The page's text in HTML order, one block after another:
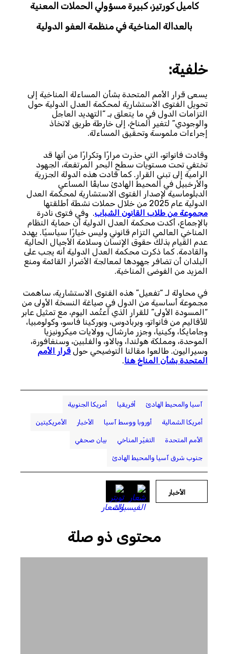
كاميل كورتيز، كبيرة مسؤولي الحملات المعنية
بالعدالة المناخية في منظمة العفو الدولية
خلفية:
يسعى قرار الأمم المتحدة بشأن المساءلة المناخية إلى
تحويل الفتوى الاستشارية لمحكمة العدل الدولية حول
التزامات الدول في ما يتعلق بـ “التهديد العاجل
والوجودي” لتغير المناخ، إلى خارطة طريق لاتخاذ
إجراءات ملموسة وتحقيق المساءلة.
وقادت فانواتو، التي حذرت مرارًا وتكرارًا من أنها قد
تختفي تحت مستويات سطح البحر المرتفعة، الجهود
الرامية إلى تبني القرار. كما قادت هذه الدولة الجزرية
والأرخبيل في المحيط الهادئ سابقًا المساعي
الدبلوماسية لإصدار الفتوى الاستشارية لمحكمة العدل
الدولية عام 2025 من خلال حملات نشطة أطلقتها
مجموعة من طلاب القانون الشباب. وفي فتوى نادرة
بالإجماع، أكدت محكمة العدل الدولية أن حماية النظام
المناخي العالمي التزام قانوني وليس خيارًا سياسيًا. يهدد
عدم القيام بذلك حقوق الإنسان وسلامة الأجيال الحالية
والقادمة. كما ذكرت محكمة العدل الدولية أنه يجب على
البلدان أن تضافر جهودها لمعالجة الأضرار القائمة ومنع
المزيد من الفوضى المناخية.
في محاولة لـ “تفعيل” هذه الفتوى الاستشارية، ساهمت
مجموعة أساسية من الدول في صياغة النسخة الأولى من
“المسودة الأولى” للقرار الذي اعتُمد اليوم، مع تمثيل عابر
للأقاليم من فانواتو، وبربادوس، وبوركينا فاسو، وكولومبيا،
وجامايكا، وكينيا، وجزر مارشال، وولايات ميكرونيزيا
الموحدة، ومملكة هولندا، وبالاو، والفلبين، وسنغافورة،
وسيراليون. طالعوا مقالنا التوضيحي حول قرار الأمم
المتحدة بشأن المناخ هنا.
آسيا والمحيط الهادئ أفريقيا أمريكا الجنوبية
أمريكا الشمالية أوروبا ووسط آسيا الأخبار الأمريكيتين
الأمم المتحدة التغيّر المناخي بيان صحفي
جنوب شرق آسيا والمحيط الهادئ
الأخبار
محتوى ذو صلة